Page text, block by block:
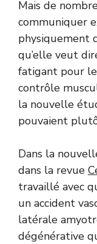
Mais de
communiquer
physiquement
qu’elle veut
fatigant pour
contrôle
la nouvelle
pouvaient
Dans la
dans la revue
travaillé avec
un accident
latérale
dégénérative